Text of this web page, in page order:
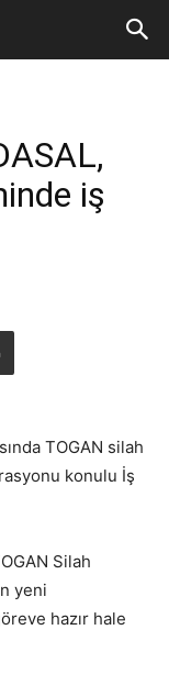
iş
TOGAN silah
konulu İş
Silah
yeni
hazır hale